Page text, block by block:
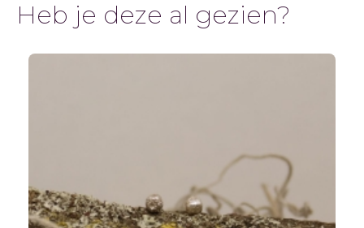
Heb je deze al gezien?